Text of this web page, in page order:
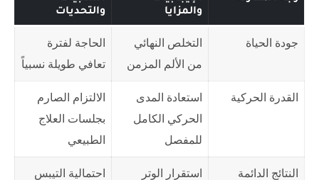
والمزايا
والتحديات
جودة الحياة
التخلص النهائي
من الألم المزمن
الحاجة لفترة
تعافي طويلة نسبياً
القدرة الحركية
استعادة المدى
الحركي الكامل
للمفصل
الالتزام الصارم
بجلسات العلاج
الطبيعي
النتائج الدائمة
استقرار الوتر
احتمالية التيبس